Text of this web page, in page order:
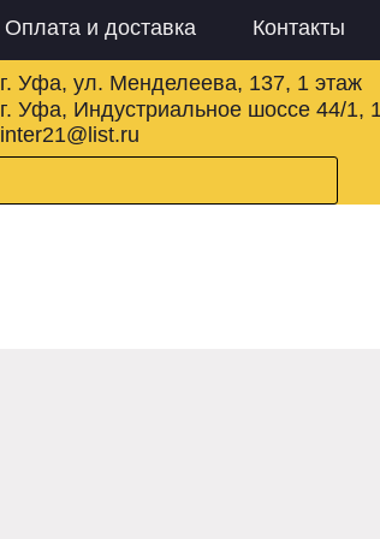
Оплата и доставка Контакты
inter21@list.ru
г. Уфа, Индустриальное шоссе 44/1,
г. Уфа, ул. Менделеева, 137, 1 этаж